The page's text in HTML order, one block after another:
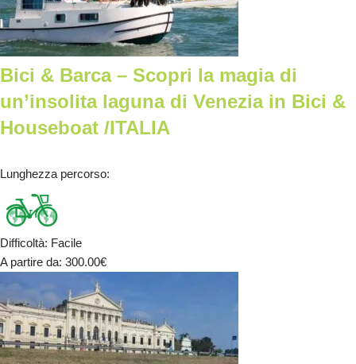
Bici & Barca – Scopri la magia di
un’insolita laguna di Venezia in Bici &
Houseboat /ITALIA
Lunghezza percorso:
Difficoltà: Facile
A partire da: 300.00€